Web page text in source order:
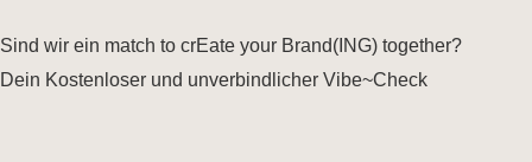
Sind wir ein match to crEate your Brand(ING) together?
Dein Kostenloser und unverbindlicher Vibe~Check